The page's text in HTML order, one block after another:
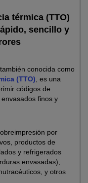
térmica (TTO)
sencillo y
conocida como
(TTO) , es una
códigos de
finos y
por
productos de
y refrigerados
envasadas),
y otros